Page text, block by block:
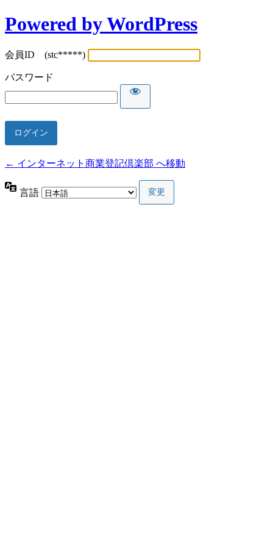
Powered by WordPress
会員ID (stc*****)
パスワード
← インターネット商業登記倶楽部 へ移動
言語